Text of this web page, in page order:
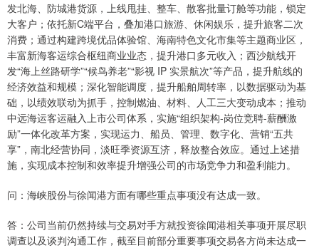
发北海、防城港货源，上线甩挂、整车、散客批量订舱等功能，锁定
大客户；依托新C端平台，叠加港口旅游、休闲娱乐，提升旅客二次
消费；通过构建跨境优品体验馆、海南特色文化市集等主题商业区，
丰富新海客运综合枢纽商业业态，提升港口多元收入；西沙航线开
发“海上丝路研学”“候鸟养老”“影视 IP 实景航次”等产品，提升航线的
经济效益和规模；深化智能调度，提升船舶周转率，以数据驱动为基
础，以绩效联动为抓手，控制燃油、材料、人工三大变动成本；推动
中远海运客运融入上市公司体系，实施“组织架构-岗位竞聘-薪酬激
励”一体化改革方案，实现运力、船员、管理、数字化、营销“五共
享”，南北经营协同，淡旺季资源互济，释放整合效应。通过上述措
施，实现成本控制和效率提升增强公司的市场竞争力和盈利能力。
问：海峡股份与徐闻港方面有哪些重点事项没有达成一致。
答：公司当前仍然持续与交易对手方就投资徐闻港相关事项开展尽职
调查以及谈判沟通工作，截至目前部分重要事项交易各方尚未达成一